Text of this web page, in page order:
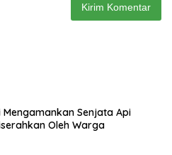
Senjata Api
Oleh Warga